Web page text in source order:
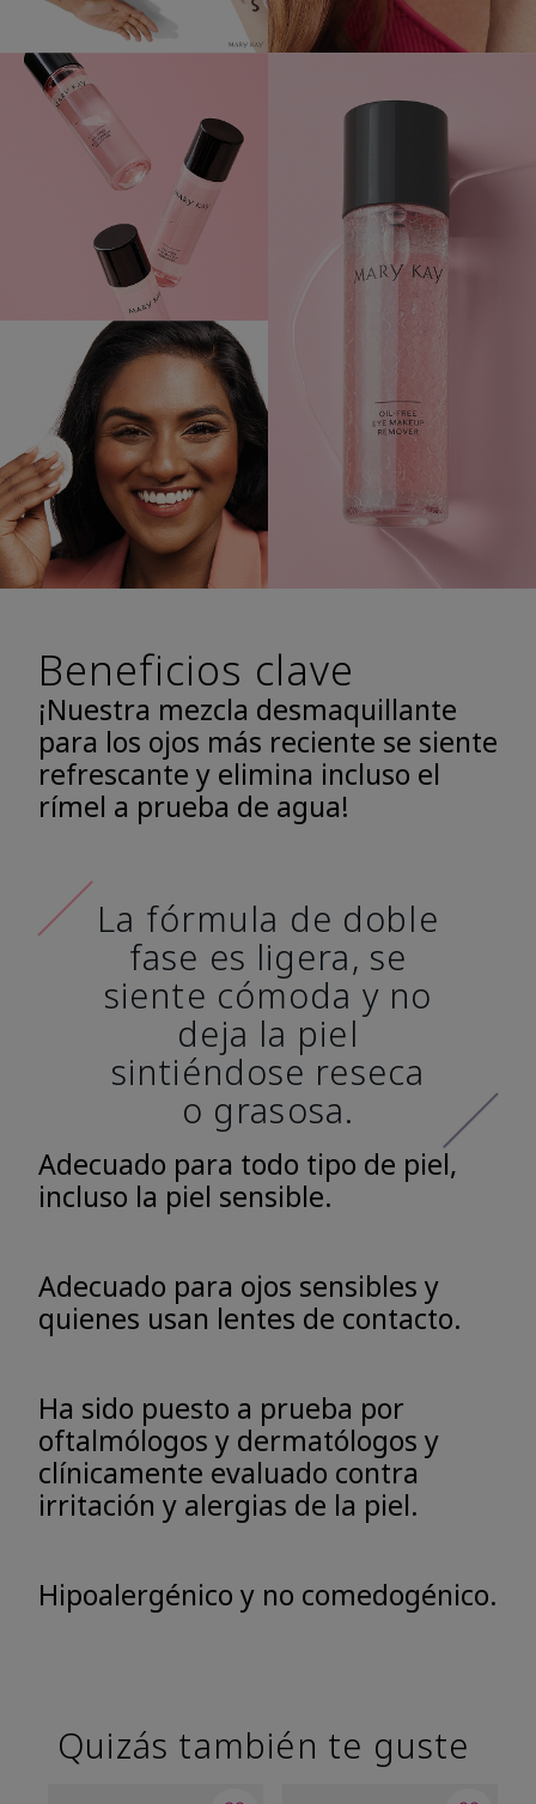
Beneficios clave
¡Nuestra mezcla desmaquillante
para los ojos más reciente se siente
refrescante y elimina incluso el
rímel a prueba de agua!
La fórmula de doble
fase es ligera, se
siente cómoda y no
deja la piel
sintiéndose reseca
o grasosa.
Adecuado para todo tipo de piel,
incluso la piel sensible.
Adecuado para ojos sensibles y
quienes usan lentes de contacto.
Ha sido puesto a prueba por
oftalmólogos y dermatólogos y
clínicamente evaluado contra
irritación y alergias de la piel.
Hipoalergénico y no comedogénico.
Quizás también te guste